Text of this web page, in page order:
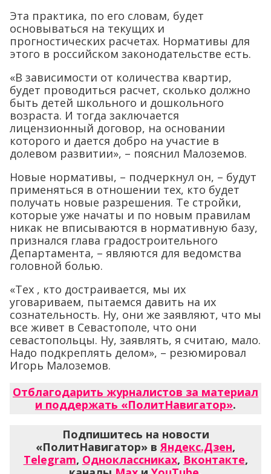
Эта практика, по его словам, будет
основываться на текущих и
прогностических расчетах. Нормативы для
этого в российском законодательстве есть.
«В зависимости от количества квартир,
будет проводиться расчет, сколько должно
быть детей школьного и дошкольного
возраста. И тогда заключается
лицензионный договор, на основании
которого и дается добро на участие в
долевом развитии», – пояснил Малоземов.
Новые нормативы, – подчеркнул он, – будут
применяться в отношении тех, кто будет
получать новые разрешения. Те стройки,
которые уже начаты и по новым правилам
никак не вписываются в нормативную базу,
признался глава градостроительного
Департамента, – являются для ведомства
головной болью.
«Тех , кто достраивается, мы их
уговариваем, пытаемся давить на их
сознательность. Ну, они же заявляют, что мы
все живет в Севастополе, что они
севастопольцы. Ну, заявлять, я считаю, мало.
Надо подкреплять делом», – резюмировал
Игорь Малоземов.
Отблагодарить журналистов за материал
и поддержать «ПолитНавигатор».
Подпишитесь на новости
«ПолитНавигатор» вЯндекс.Дзен,
Telegram, Одноклассниках, Вконтакте,